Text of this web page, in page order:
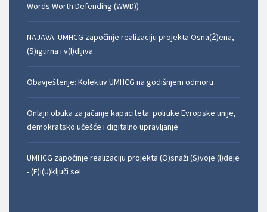
Words Worth Defending (WWD))
NAJAVA: UMHCG započinje realizaciju projekta Osna(Ž)ena,
(S)igurna i v(I)dljiva
Obavještenje: Kolektiv UMHCG na godišnjem odmoru
Onlajn obuka za jačanje kapaciteta: politike Evropske unije,
demokratsko učešće i digitalno upravljanje
UMHCG započinje realizaciju projekta (O)snaži (S)voje (I)deje
- (E)i(U)ključi se!